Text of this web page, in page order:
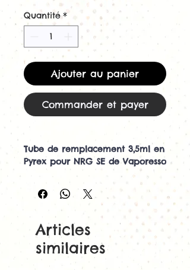
Quantité *
Ajouter au panier
Commander et payer
Tube de remplacement 3,5ml en
Pyrex pour NRG SE de Vaporesso
Le verre de remplacement offre
une solution appropriée pour
réparer votre réservoir en verre
sans avoir à acheter un tout
nouveau réservoir.
Nous vous recommandons
Articles
similaires